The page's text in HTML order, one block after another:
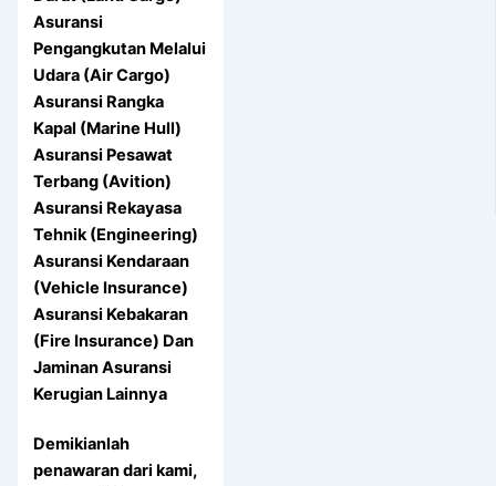
Asuransi
Pengangkutan Melalui
Udara (Air Cargo)
Asuransi Rangka
Kapal (Marine Hull)
Asuransi Pesawat
Terbang (Avition)
Asuransi Rekayasa
Tehnik (Engineering)
Asuransi Kendaraan
(Vehicle Insurance)
Asuransi Kebakaran
(Fire Insurance) Dan
Jaminan Asuransi
Kerugian Lainnya
Demikianlah
penawaran dari kami,